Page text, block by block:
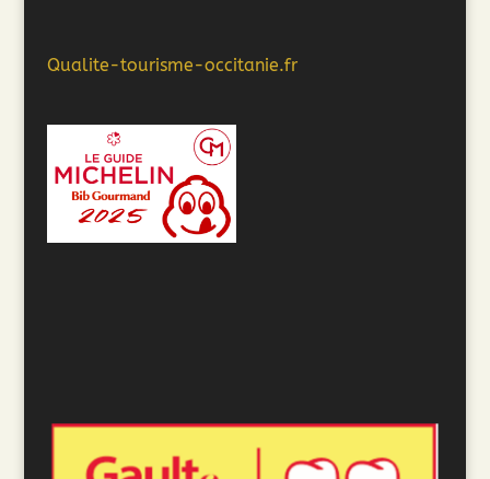
Qualite-tourisme-occitanie.fr